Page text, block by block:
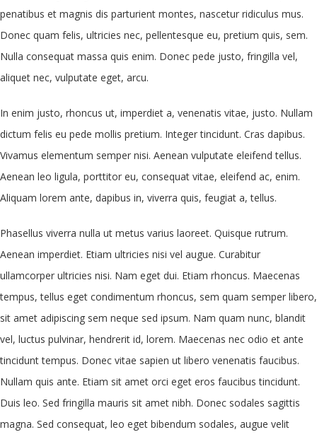
penatibus et magnis dis parturient montes, nascetur ridiculus mus.
Donec quam felis, ultricies nec, pellentesque eu, pretium quis, sem.
Nulla consequat massa quis enim. Donec pede justo, fringilla vel,
aliquet nec, vulputate eget, arcu.
In enim justo, rhoncus ut, imperdiet a, venenatis vitae, justo. Nullam
dictum felis eu pede mollis pretium. Integer tincidunt. Cras dapibus.
Vivamus elementum semper nisi. Aenean vulputate eleifend tellus.
Aenean leo ligula, porttitor eu, consequat vitae, eleifend ac, enim.
Aliquam lorem ante, dapibus in, viverra quis, feugiat a, tellus.
Phasellus viverra nulla ut metus varius laoreet. Quisque rutrum.
Aenean imperdiet. Etiam ultricies nisi vel augue. Curabitur
ullamcorper ultricies nisi. Nam eget dui. Etiam rhoncus. Maecenas
tempus, tellus eget condimentum rhoncus, sem quam semper libero,
sit amet adipiscing sem neque sed ipsum. Nam quam nunc, blandit
vel, luctus pulvinar, hendrerit id, lorem. Maecenas nec odio et ante
tincidunt tempus. Donec vitae sapien ut libero venenatis faucibus.
Nullam quis ante. Etiam sit amet orci eget eros faucibus tincidunt.
Duis leo. Sed fringilla mauris sit amet nibh. Donec sodales sagittis
magna. Sed consequat, leo eget bibendum sodales, augue velit